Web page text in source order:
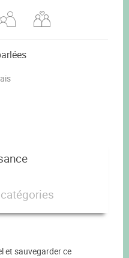
et sauvegarder ce